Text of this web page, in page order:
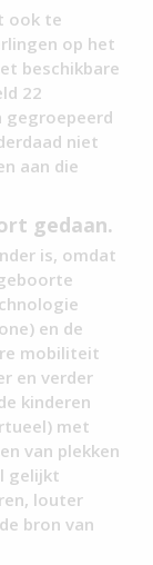
ook te
op het
beschikbare
22
gegroepeerd
niet
aan die
gedaan.
is, omdat
en de
mobiliteit
en verder
kinderen
met
van plekken
gelijkt
louter
bron van